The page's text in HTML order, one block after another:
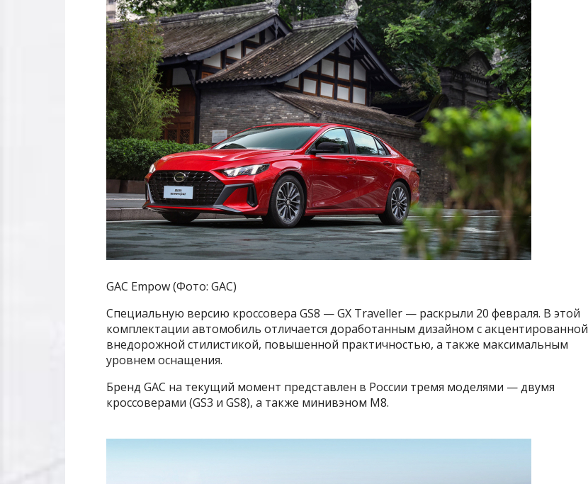
GAC Empow (Фото: GAC)
Специальную версию кроссовера GS8 — GX Traveller — раскрыли 20 февраля. В этой
комплектации автомобиль отличается доработанным дизайном с акцентированной
внедорожной стилистикой, повышенной практичностью, а также максимальным
уровнем оснащения.
Бренд GAC на текущий момент представлен в России тремя моделями — двумя
кроссоверами (GS3 и GS8), а также минивэном M8.